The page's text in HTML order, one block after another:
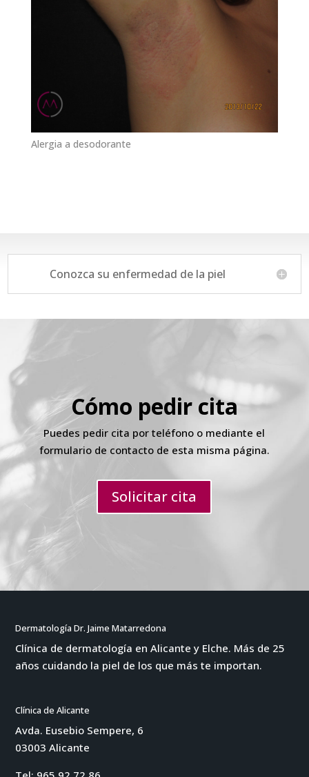
Alergia a desodorante
Conozca su enfermedad de la piel
Cómo pedir cita
Puedes pedir cita por teléfono o mediante el
formulario de contacto de esta misma página.
Solicitar cita
Dermatología Dr. Jaime Matarredona
Clínica de dermatología en Alicante y Elche. Más de 25
años cuidando la piel de los que más te importan.
Clínica de Alicante
Avda. Eusebio Sempere, 6
03003 Alicante